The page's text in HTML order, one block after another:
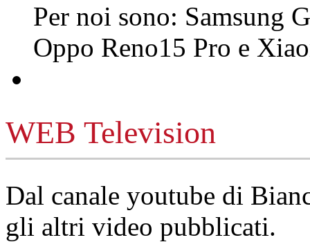
Per noi sono: Samsung
Oppo Reno15 Pro e
WEB Television
Dal canale youtube di
gli altri video pubblicati.